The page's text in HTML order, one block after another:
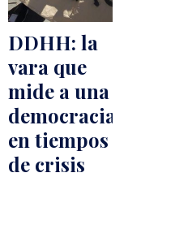
DDHH: la
vara que
mide a una
democracia
en tiempos
de crisis